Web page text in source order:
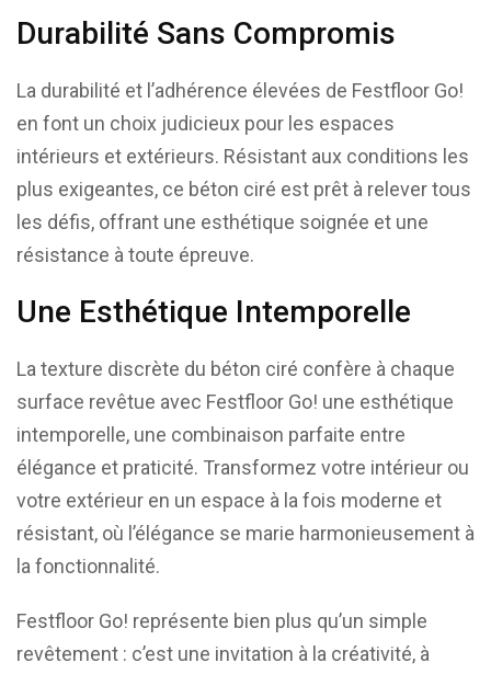
Durabilité Sans Compromis
La durabilité et l’adhérence élevées de Festfloor Go!
en font un choix judicieux pour les espaces
intérieurs et extérieurs. Résistant aux conditions les
plus exigeantes, ce béton ciré est prêt à relever tous
les défis, offrant une esthétique soignée et une
résistance à toute épreuve.
Une Esthétique Intemporelle
La texture discrète du béton ciré confère à chaque
surface revêtue avec Festfloor Go! une esthétique
intemporelle, une combinaison parfaite entre
élégance et praticité. Transformez votre intérieur ou
votre extérieur en un espace à la fois moderne et
résistant, où l’élégance se marie harmonieusement à
la fonctionnalité.
Festfloor Go! représente bien plus qu’un simple
revêtement : c’est une invitation à la créativité, à